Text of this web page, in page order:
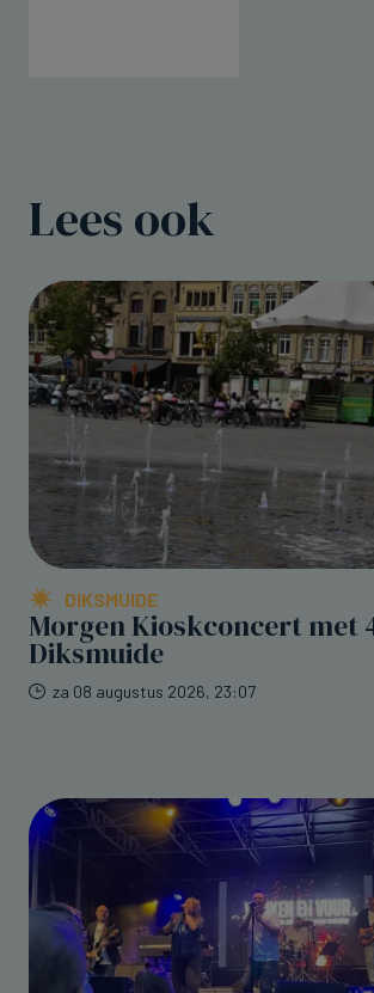
Lees ook
DIKSMUIDE
Morgen Kioskconcert met
Diksmuide
za 08 augustus 2026, 23:07